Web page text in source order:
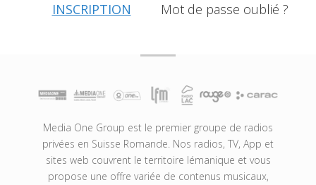
INSCRIPTION Mot de passe oublié ?
Media One Group est le premier groupe de radios
privées en Suisse Romande. Nos radios, TV, App et
sites web couvrent le territoire lémanique et vous
propose une offre variée de contenus musicaux,